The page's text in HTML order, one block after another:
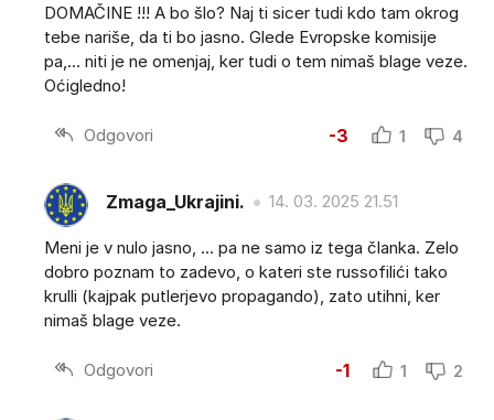
DOMAČINE !!! A bo šlo? Naj ti sicer tudi kdo tam okrog
tebe nariše, da ti bo jasno. Glede Evropske komisije
pa,... niti je ne omenjaj, ker tudi o tem nimaš blage veze.
Oćigledno!
Odgovori -3 1 4
Zmaga_Ukrajini. 14. 03. 2025 21.51
Meni je v nulo jasno, ... pa ne samo iz tega članka. Zelo
dobro poznam to zadevo, o kateri ste russofilići tako
krulli (kajpak putlerjevo propagando), zato utihni, ker
nimaš blage veze.
Odgovori -1 1 2